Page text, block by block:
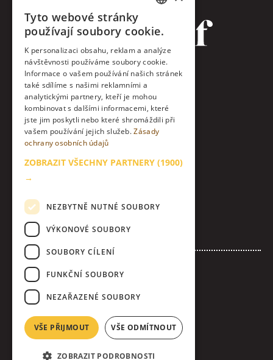
Facebook
Twitter
Instagram
LinkedIn
Kontakt
Zásady zpracování osobních údajů
Nastavení Cookies
Inzerujte s námi
Loga & bannery ke stažení
Všeobecné obchodní podmínky inzerce
Úplná pravidla soutěže
ENGLISH
Tyto webové stránky
používají soubory cookie.
K personalizaci obsahu, reklam a analýze
návštěvnosti používáme soubory cookie.
Informace o vašem používání našich stránek
také sdílíme s našimi reklamními a
analytickými partnery, kteří je mohou
kombinovat s dalšími informacemi, které
jste jim poskytli nebo které shromáždili při
vašem používání jejich služeb.Zásady
ochrany osobních údajů
ZOBRAZIT VŠECHNY PARTNERY (1900)
→
NEZBYTNĚ NUTNÉ SOUBORY
VÝKONOVÉ SOUBORY
SOUBORY CÍLENÍ
FUNKČNÍ SOUBORY
NEZAŘAZENÉ SOUBORY
VŠE PŘIJMOUT VŠE ODMÍTNOUT
ZOBRAZIT PODROBNOSTI